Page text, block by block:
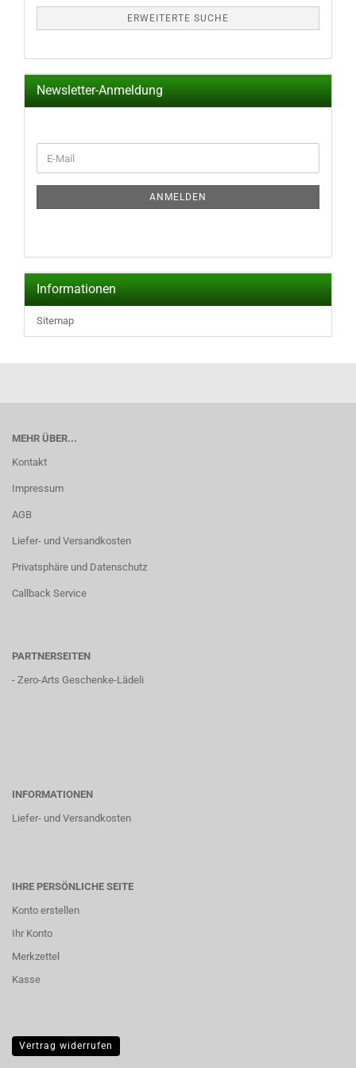
ERWEITERTE SUCHE
Newsletter-Anmeldung
ZUR
E-
Mail
ANMELDEN
Informationen
Sitemap
MEHR ÜBER...
Kontakt
Impressum
AGB
Liefer- und Versandkosten
Privatsphäre und Datenschutz
Callback Service
PARTNERSEITEN
- Zero-Arts Geschenke-Lädeli
INFORMATIONEN
Liefer- und Versandkosten
IHRE PERSÖNLICHE SEITE
Konto erstellen
Ihr Konto
Merkzettel
Kasse
Vertrag widerrufen